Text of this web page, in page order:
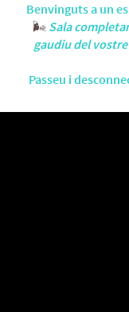
Benvinguts a un
🌬️ Sala
gaudiu del
Passeu i